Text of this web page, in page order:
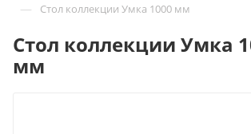
— Стол коллекции Умка 1000 мм
Стол коллекции Умка
мм